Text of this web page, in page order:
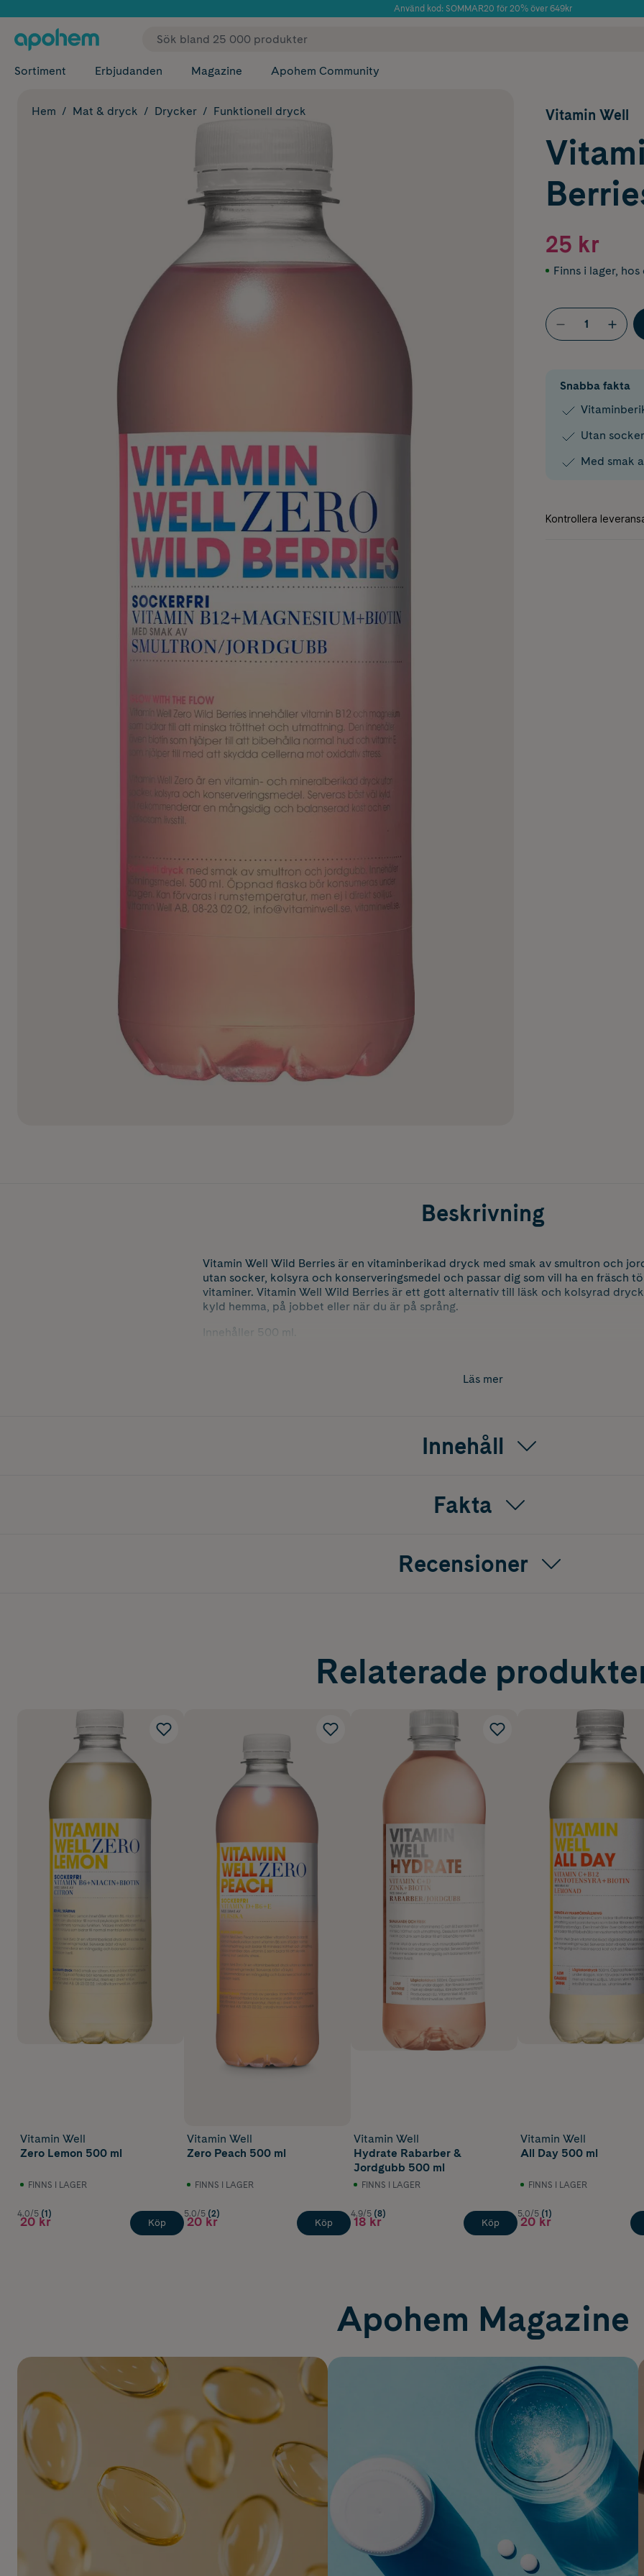
Använd kod: SOMMAR20 för 20% över 649kr
✓ Fri frakt
Sortiment Erbjudanden Magazine Apohem Community
Hem Mat & dryck Drycker Funktionell dryck Vitamin Well
25 kr
Finns i lager, hos
Snabba fakta
Utan
Med smak
Beskrivning
Vitamin Well Wild Berries är en vitaminberikad dryck med smak av smultron och
utan socker, kolsyra och konserveringsmedel och passar dig som vill ha en fräsch
vitaminer. Vitamin Well Wild Berries är ett gott alternativ till läsk och kolsyrad
kyld hemma, på jobbet eller när du är på språng.
Innehåller 500 ml.
Läs mer
Innehåll
Fakta
Recensioner
Relaterade
Vitamin Well
Zero Lemon 500 ml
FINNS I LAGER
4.0/5 (1)
20 kr Köp
Vitamin Well
Zero Peach 500 ml
FINNS I LAGER
5.0/5 (2)
20 kr Köp
Vitamin Well
Hydrate Rabarber &
Jordgubb 500 ml
FINNS I LAGER
4.9/5 (8)
18 kr Köp
Vitamin Well
All Day 500 ml
FINNS I LAGER
5.0/5 (1)
20 kr
Apohem Magazine